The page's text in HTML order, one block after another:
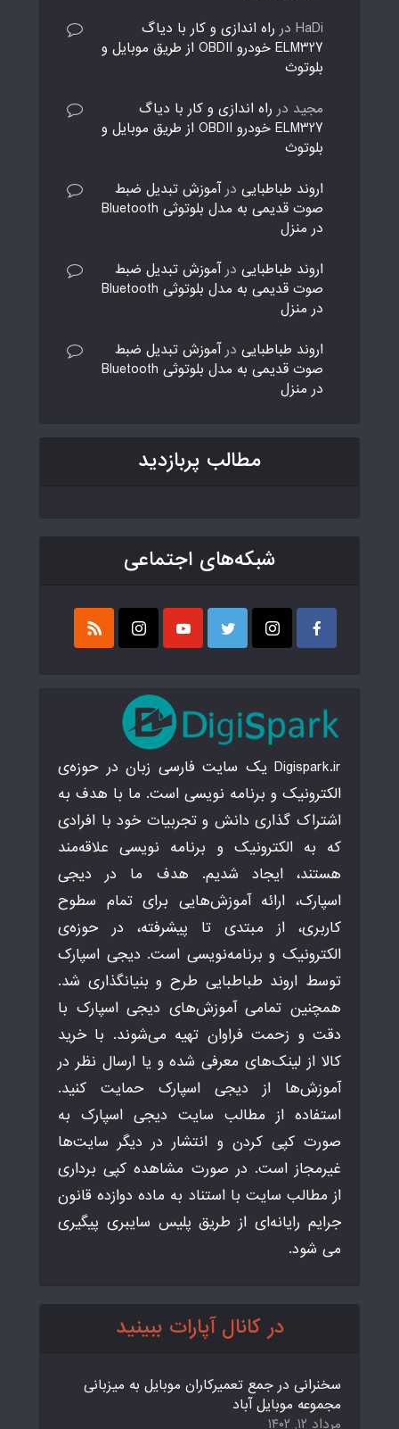
HaDi در راه اندازی و کار با دیاگ
ELM327 خودرو OBDII از طریق موبایل و
بلوتوث
مجید در راه اندازی و کار با دیاگ
ELM327 خودرو OBDII از طریق موبایل و
بلوتوث
اروند طباطبایی در آموزش تبدیل ضبط
صوت قدیمی به مدل بلوتوثی Bluetooth
در منزل
اروند طباطبایی در آموزش تبدیل ضبط
صوت قدیمی به مدل بلوتوثی Bluetooth
در منزل
اروند طباطبایی در آموزش تبدیل ضبط
صوت قدیمی به مدل بلوتوثی Bluetooth
در منزل
مطالب پربازدید
شبکه‌های اجتماعی
Digispark.ir یک سایت فارسی زبان در حوزه‌ی
الکترونیک و برنامه نویسی است. ما با هدف به
اشتراک گذاری دانش و تجربیات خود با افرادی
که به الکترونیک و برنامه نویسی علاقه‌مند
هستند، ایجاد شدیم. هدف ما در دیجی
اسپارک، ارائه آموزش‌هایی برای تمام سطوح
کاربری، از مبتدی تا پیشرفته، در حوزه‌ی
الکترونیک و برنامه‌نویسی است. دیجی اسپارک
توسط اروند طباطبایی طرح و بنیانگذاری شد.
همچنین تمامی آموزش‌های دیجی اسپارک با
دقت و زحمت فراوان تهیه می‌شوند. با خرید
کالا از لینک‌های معرفی شده و یا ارسال نظر در
آموزش‌ها از دیجی اسپارک حمایت کنید.
استفاده از مطالب سایت دیجی اسپارک به
صورت کپی کردن و انتشار در دیگر سایت‌ها
غیرمجاز است. در صورت مشاهده کپی برداری
از مطالب سایت با استناد به ماده دوازده قانون
جرایم رایانه‌ای از طریق پلیس سایبری پیگیری
می شود.
در کانال آپارات ببینید
سخنرانی در جمع تعمیرکاران موبایل به میزبانی
مجموعه موبایل آباد